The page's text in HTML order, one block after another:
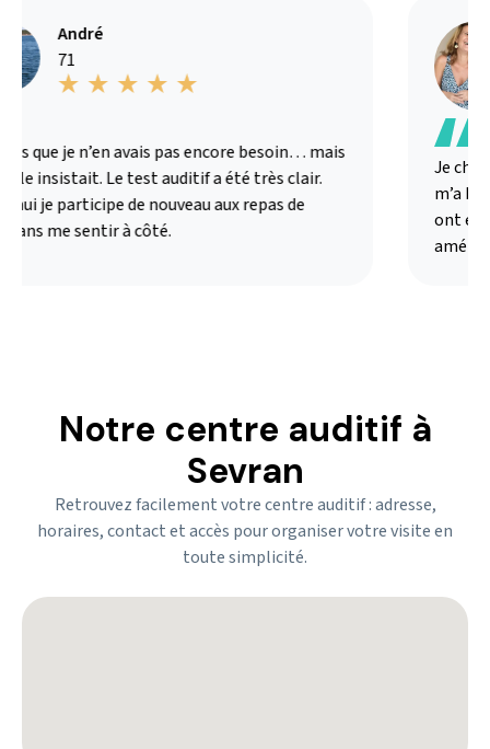
André
71
que je n’en avais pas encore besoin… mais
insistait. Le test auditif a été très clair.
je participe de nouveau aux repas de
me sentir à côté.
Je
m’a
ont été
Notre centre auditif à
Sevran
Retrouvez facilement votre centre auditif : adresse,
horaires, contact et accès pour organiser votre visite en
toute simplicité.